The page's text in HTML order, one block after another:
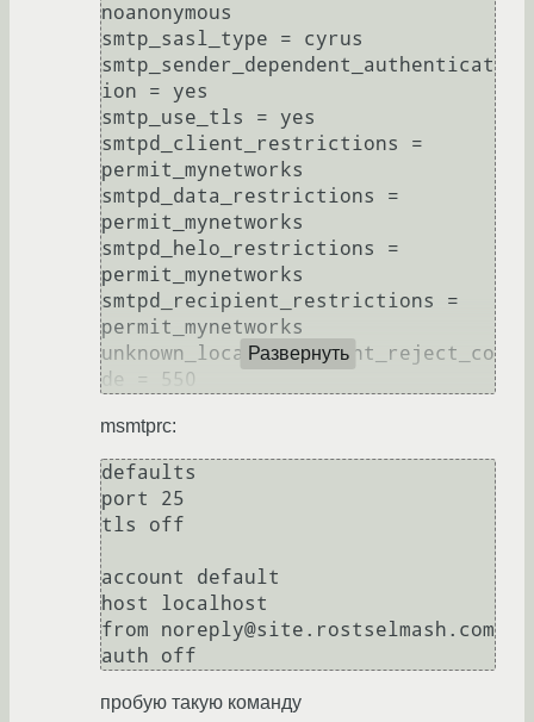
noanonymous
smtp_sasl_type = cyrus
smtp_sender_dependent_authenticat
ion = yes
smtp_use_tls = yes
smtpd_client_restrictions =
permit_mynetworks
smtpd_data_restrictions =
permit_mynetworks
smtpd_helo_restrictions =
permit_mynetworks
smtpd_recipient_restrictions =
permit_mynetworks
unknown_local_recipient_reject_co
Развернуть
msmtprc:
defaults
port 25
tls off
account default
host localhost
from noreply@site.rostselmash.com
пробую такую команду